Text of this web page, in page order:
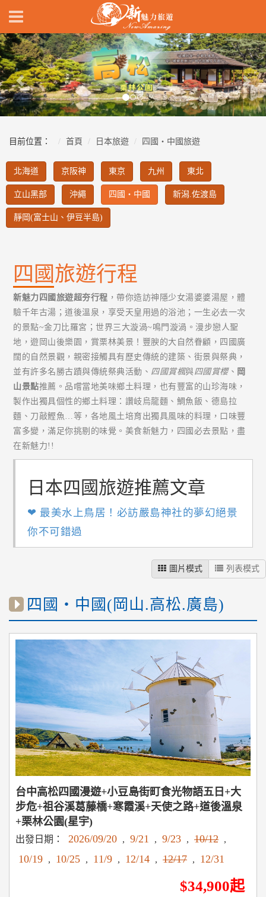
Previous
目前位置： 首頁 日本旅遊 四國‧中國旅遊
北海道 京阪神 東京 九州 東北
立山黑部 沖繩 四國‧中國 新潟.佐渡島
靜岡(富士山、伊豆半島)
四國旅遊行程
新魅力四國旅遊超夯行程 ，帶你造訪神隱少女湯婆婆湯屋，體
驗千年古湯；道後溫泉，享受天皇用過的浴池；一生必去一次
的景點~金刀比羅宮；世界三大漩渦~鳴門漩渦。漫步戀人聖
地，遊岡山後樂園，賞栗林美景！豐腴的大自然眷顧，四國廣
闊的自然景觀，親密接觸具有歷史傳統的建築、街景與祭典，
並有許多名勝古蹟與傳統祭典活動、 四國賞楓與四國賞櫻、 岡
山景點推薦。品嚐當地美味鄉土料理，也有豐富的山珍海味，
製作出獨具個性的鄉土料理：讚岐烏龍麵、鯛魚飯、德島拉
麵、刀敲鰹魚…等，各地風土培育出獨具風味的料理，口味豐
富多變，滿足你挑剔的味覺。美食新魅力，四國必去景點，盡
在新魅力!!
日本四國旅遊推薦文章
❤ 最美水上鳥居！必訪嚴島神社的夢幻絕景
你不可錯過
圖片模式 列表模式
四國‧中國(岡山.高松.廣島)
台中高松四國漫遊+小豆島街町食光物語五日+大
步危+祖谷溪葛藤橋+寒霞溪+天使之路+道後溫泉
+栗林公園(星宇)
出發日期： 2026/09/20 , 9/21 , 9/23 , 10/12 ,
10/19 , 10/25 , 11/9 , 12/14 , 12/17 , 12/31
$34,900起